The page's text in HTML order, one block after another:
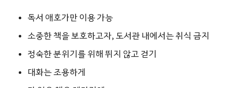
독서 애호가만 이용 가능
소중한 책을 보호하고자, 도서관 내에서는 취식 금지
정숙한 분위기를 위해 뛰지 않고 걷기
대화는 조용하게